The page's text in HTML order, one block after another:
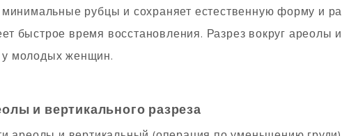
минимальные рубцы и сохраняет естественную форму и
быстрое время восстановления. Разрез вокруг ареолы
молодых женщин.
и вертикального разреза